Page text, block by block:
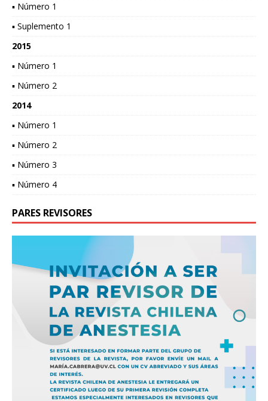
▪ Número 1
▪ Suplemento 1
2015
▪ Número 1
▪ Número 2
2014
▪ Número 1
▪ Número 2
▪ Número 3
▪ Número 4
PARES REVISORES